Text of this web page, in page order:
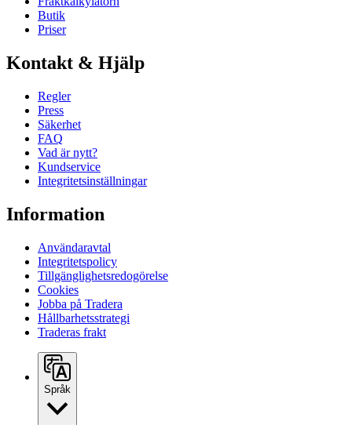
Butik
Priser
Kontakt & Hjälp
Regler
Press
Säkerhet
FAQ
Vad är nytt?
Kundservice
Integritetsinställningar
Information
Användaravtal
Integritetspolicy
Tillgänglighetsredogörelse
Cookies
Jobba på Tradera
Hållbarhetsstrategi
Traderas frakt
Språk